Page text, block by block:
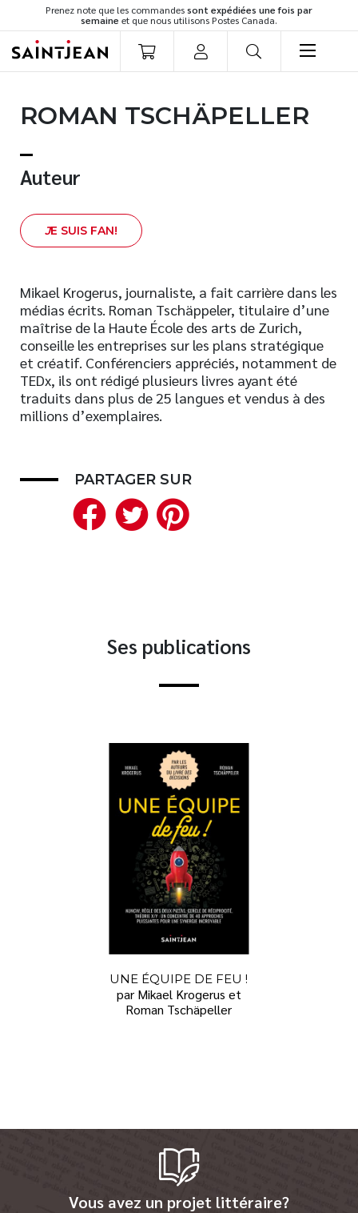
Prenez note que les commandessont expédiées une fois par
semaine et que nous utilisons Postes Canada.
Romans
Développement personnel
Spiritualité
Famille
Témoignages
Vie pratique
Finances
Nouveautés
Numérique
Page vedette
AUTEURS
ROMAN TSCHÄPELLER
Auteur
JE SUIS FAN!
Mikael Krogerus, journaliste, a fait carrière dans les
médias écrits. Roman Tschäppeler, titulaire d’une
maîtrise de la Haute École des arts de Zurich,
conseille les entreprises sur les plans stratégique
et créatif. Conférenciers appréciés, notamment de
TEDx, ils ont rédigé plusieurs livres ayant été
traduits dans plus de 25 langues et vendus à des
millions d’exemplaires.
PARTAGER SUR
Facebook
Twitter
Ses publications
UNE ÉQUIPE DE FEU !
par Mikael Krogerus et
Roman Tschäpeller
Vous avez un projet littéraire?